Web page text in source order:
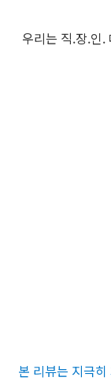
우리는 직.장.인.
본 리뷰는 지극